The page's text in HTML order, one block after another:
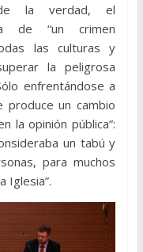
de la verdad, el
de “un crimen
las culturas y
la peligrosa
enfrentándose a
produce un cambio
la opinión pública”:
un tabú y
para muchos
Iglesia”.